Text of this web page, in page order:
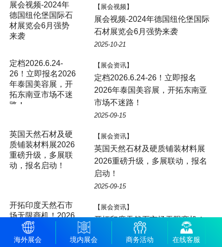
展会视频-2024年
德国纽伦堡国际石
材展览会6月强势
来袭
【展会视频】
展会视频-2024年德国纽伦堡国际
石材展览会6月强势来袭
2025-10-21
定档2026.6.24-
26！立即报名2026
年泰国美容展，开
拓东南亚市场不迷
路！
【展会资讯】
定档2026.6.24-26！立即报名
2026年泰国美容展，开拓东南亚
市场不迷路！
2025-09-15
英国天然石材及硬
质铺装材料展2026
重磅升级，多展联
动，报名启动！
【展会资讯】
英国天然石材及硬质铺装材料展
2026重磅升级，多展联动，报名
启动！
2025-09-15
开拓印度天然石市
场无限商机！2026
年印度斋普尔石材
展 STONEMART
【展会资讯】
开拓印度天然石市场无限商机！
2026年印度斋普尔石材展
STONEMART 不容错过
海外展会 境内展会 商务活动 在线客服